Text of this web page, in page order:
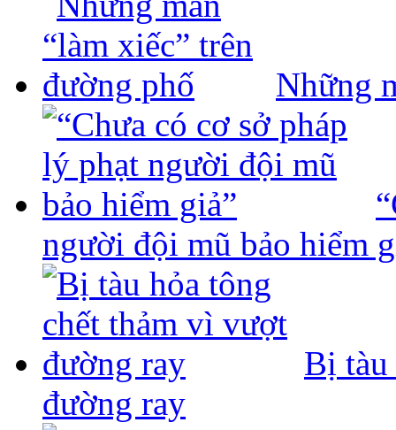
Những
người đội mũ bảo hiểm
Bị tàu
đường ray